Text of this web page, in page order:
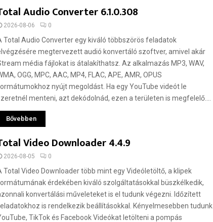
Audio Converter 6.1.0.308
2026-08-06 0
Total Audio Converter egy kiváló többszörös feladatok
megtervezett audió konvertáló szoftver, amivel akár
média fájlokat is átalakíthatsz. Az alkalmazás MP3, WAV,
OGG, MPC, AAC, MP4, FLAC, APE, AMR, OPUS
nyújt megoldást. Ha egy YouTube videót le
menteni, azt dekódolnád, ezen a területen is megfelelő....
Bővebben
Video Downloader 4.4.9
2026-08-05 0
Total Video Downloader több mint egy Videóletöltő, a klipek
érdekében kiváló szolgáltatásokkal büszkélkedik,
konvertálási műveleteket is el tudunk végezni. Időzített
is rendelkezik beállításokkal. Kényelmesebben tudunk
TikTok és Facebook Videókat letölteni a pompás